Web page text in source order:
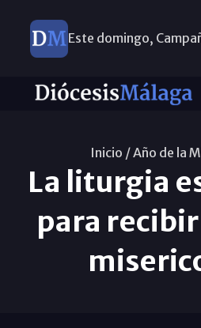
Este domingo,
Inicio /Año de la
La liturgia
para